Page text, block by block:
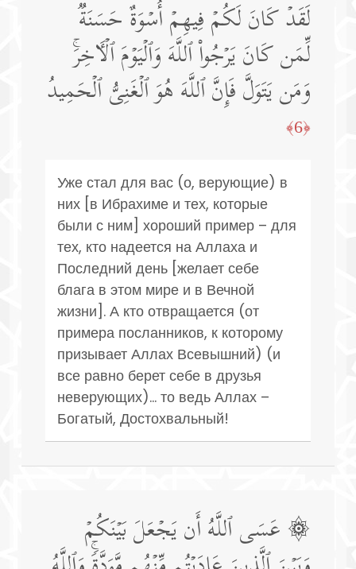
لَقَدۡ كَانَ لَكُمۡ فِیهِمۡ أُسۡوَةٌ حَسَنَةࣱ
لِّمَن كَانَ یَرۡجُوا۟ ٱللَّهَ وَٱلۡیَوۡمَ ٱلۡـَٔاخِرَۚ
وَمَن یَتَوَلَّ فَإِنَّ ٱللَّهَ هُوَ ٱلۡغَنِیُّ ٱلۡحَمِیدُ
﴿6﴾
Уже стал для вас (о, верующие) в
них [в Ибрахиме и тех, которые
были с ним] хороший пример – для
тех, кто надеется на Аллаха и
Последний день [желает себе
блага в этом мире и в Вечной
жизни]. А кто отвращается (от
примера посланников, к которому
призывает Аллах Всевышний) (и
все равно берет себе в друзья
неверующих)... то ведь Аллах –
Богатый, Достохвальный!
۞ عَسَى ٱللَّهُ أَن یَجۡعَلَ بَیۡنَكُمۡ